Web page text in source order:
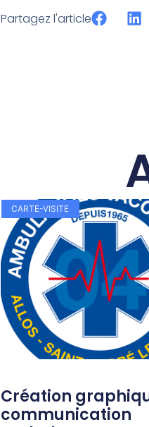
Partagez l'article
CARTE-VISITE
Création
communication